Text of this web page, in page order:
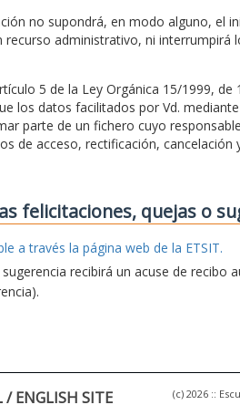
no supondrá, en modo alguno, el
administrativo, ni interrumpirá
5 de la Ley Orgánica 15/1999, de
los datos facilitados por Vd.
parte de un fichero cuyo
de acceso, rectificación,
felicitaciones, quejas o
a través la página web de la ETSIT.
recibirá un acuse de
/ ENGLISH SITE
(c) 2026 ::